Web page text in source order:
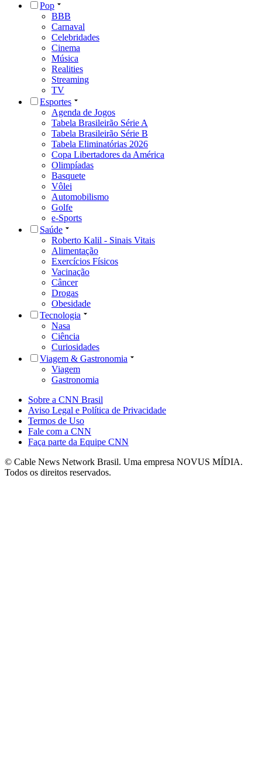
Pop
BBB
Carnaval
Celebridades
Cinema
Música
Realities
Streaming
TV
Esportes
Agenda de Jogos
Tabela Brasileirão Série A
Tabela Brasileirão Série B
Tabela Eliminatórias 2026
Copa Libertadores da América
Olimpíadas
Basquete
Vôlei
Automobilismo
Golfe
e-Sports
Saúde
Roberto Kalil - Sinais Vitais
Alimentação
Exercícios Físicos
Vacinação
Câncer
Drogas
Obesidade
Tecnologia
Nasa
Ciência
Curiosidades
Viagem & Gastronomia
Viagem
Gastronomia
Sobre a CNN Brasil
Aviso Legal e Política de Privacidade
Termos de Uso
Fale com a CNN
Faça parte da Equipe CNN
© Cable News Network Brasil. Uma empresa NOVUS MÍDIA.
Todos os direitos reservados.